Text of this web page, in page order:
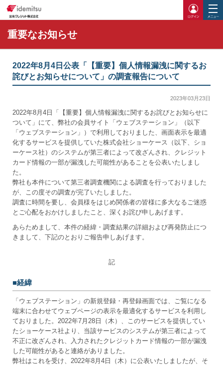
ログイ
重要なお知らせ
2022年8月4日公表「【重要】個人情報漏洩に関するお
詫びとお知らせについて」の調査報告について
2023年03月23日
2022年8月4日「【重要】個人情報漏洩に関するお詫びとお知らせに
ついて」にて、弊社の会員サイト「ウェブステーション」（以下
「ウェブステーション」）で利用しておりました、画面表示を最適
化するサービスを提供していた株式会社ショーケース（以下、ショ
ーケース社）のシステムが第三者によって改ざんされ、クレジット
カード情報の一部が漏洩した可能性があることを公表いたしまし
た。
弊社も本件について第三者調査機関による調査を行っておりました
が、この度その調査が完了いたしました。
調査に時間を要し、 会員様をはじめ関係者の皆様に多大なるご迷惑
とご心配をおかけしましたこと、深くお詫び申しあげます。
あらためまして、本件の経緯・調査結果の詳細および再発防止につ
きまして、下記のとおりご報告申しあげます。
記
■経緯
「ウェブステーション」の新規登録・再登録画面では、ご覧になる
端末に合わせてウェブページの表示を最適化するサービスを利用し
ておりました。2022年7月28日（木）、このサービスを提供してい
たショーケース社より、当該サービスのシステムが第三者によって
不正に改ざんされ、入力されたクレジットカード情報の一部が漏洩
した可能性があると連絡がありました。
弊社はこれを受け、2022年8月4日（木）に公表いたしましたが、そ